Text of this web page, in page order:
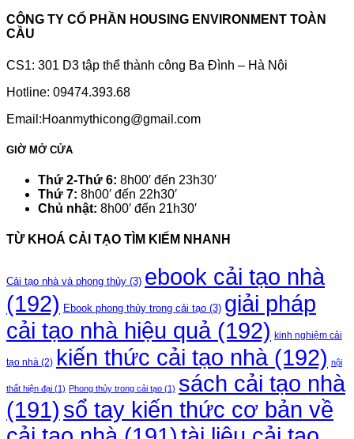
CÔNG TY CỔ PHẦN HOUSING ENVIRONMENT TOÀN
CẦU
CS1: 301 D3 tập thể thành công Ba Đình – Hà Nội
Hotline: 09474.393.68
Email:Hoanmythicong@gmail.com
GIỜ MỞ CỬA
Thứ 2-Thứ 6: 8h00′ đến 23h30′
Thứ 7: 8h00′ đến 22h30′
Chủ nhật: 8h00′ đến 21h30′
TỪ KHOÁ CẢI TẠO TÌM KIẾM NHANH
Cải tạo nhà và phong thủy (3) ebook cải tạo nhà
(192) Ebook phong thủy trong cải tạo (3) giải pháp
cải tạo nhà hiệu quả(192) kinh nghiệm cải
tạo nhà (2) kiến thức cải tạo nhà(192) nội
thất hiện đại (1) Phong thủy trong cải tạo (1) sách cải tạo nhà
(191) sổ tay kiến thức cơ bản về